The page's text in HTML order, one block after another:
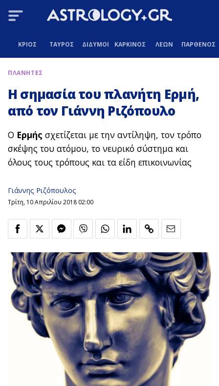
ΚΡΙΟΣ ΤΑΥΡΟΣ ΔΙΔΥΜΟΙ ΚΑΡΚΙΝΟΣ ΛΕΩΝ ΠΑΡΘΕΝΟΣ
ΠΛΑΝΗΤΕΣ
Η σημασία του πλανήτη Ερμή,
από τον Γιάννη Ριζόπουλο
Ο Ερμής σχετίζεται με την αντίληψη, τον τρόπο
σκέψης του ατόμου, το νευρικό σύστημα και
όλους τους τρόπους και τα είδη επικοινωνίας
Γιάννης Ριζόπουλος
Τρίτη, 10 Απριλίου 2018 02:00